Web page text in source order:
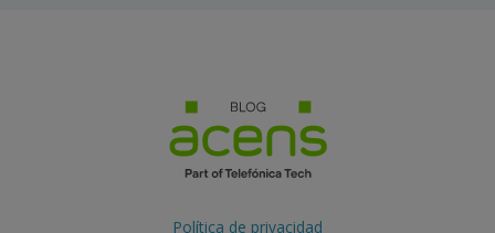
Política de privacidad